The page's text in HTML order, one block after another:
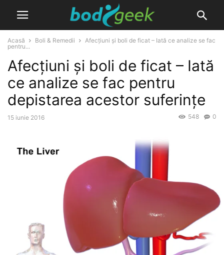
Acasă Boli & Remedii
Afecţiuni şi boli de ficat – Iată ce analize se fac
pentru...
Afecţiuni şi boli de ficat – Iată
ce analize se fac pentru
depistarea acestor suferinţe
15 iunie 2016 0
548